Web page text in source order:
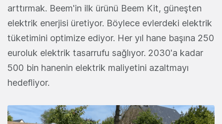
arttırmak. Beem'in ilk ürünü Beem Kit, güneşten
elektrik enerjisi üretiyor. Böylece evlerdeki elektrik
tüketimini optimize ediyor. Her yıl hane başına 250
euroluk elektrik tasarrufu sağlıyor. 2030'a kadar
500 bin hanenin elektrik maliyetini azaltmayı
hedefliyor.